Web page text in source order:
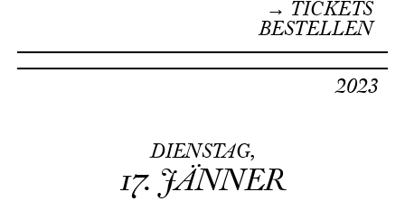
→ TICKETS
BESTELLEN
DIENSTAG,
17. JÄNNER
2023